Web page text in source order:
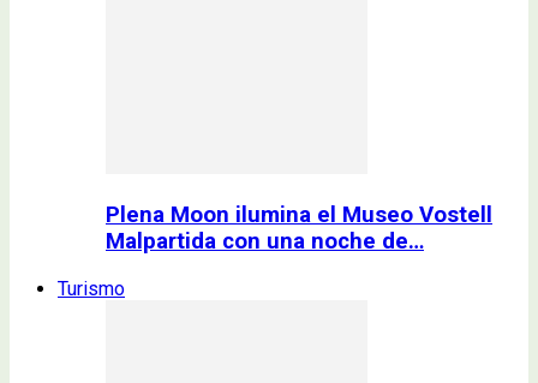
Plena Moon ilumina el Museo Vostell
Malpartida con una noche de…
Turismo